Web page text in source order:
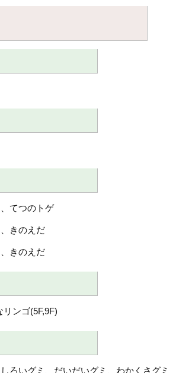
てつのトゲ
きのえだ
きのえだ
リンゴ(5F,9F)
ろいグミ、だいだいグミ、わかくさグミ